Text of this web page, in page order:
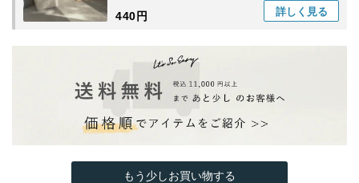
440円 詳しく 見る
もう少しお買い物する